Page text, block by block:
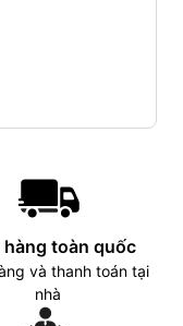
hàng toàn quốc
và thanh toán tại
nhà